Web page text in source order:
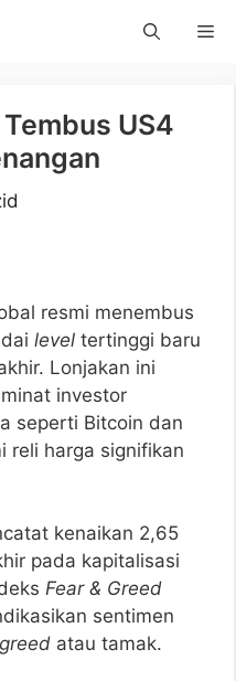
US4
resmi menembus
level tertinggi baru
Lonjakan ini
investor
seperti Bitcoin dan
reli harga signifikan
kenaikan 2,65
pada kapitalisasi
Fear & Greed
sentimen
greed atau tamak.